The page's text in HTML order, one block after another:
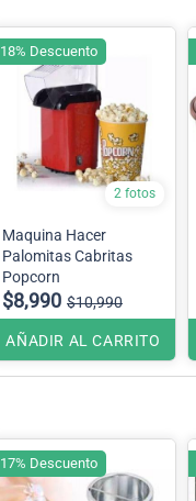
2 fotos
Maquina Hacer
Palomitas Cabritas
Popcorn
$8,990 $10,990
AÑADIR AL CARRITO
18% Descuento
17% Descuento